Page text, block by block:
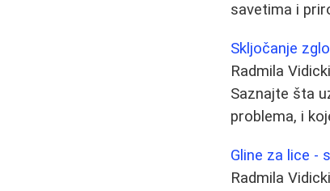
savetima i
Skljočanje
Radmila Vidicki
Saznajte šta
problema, i
Gline za lice -
Radmila Vidicki